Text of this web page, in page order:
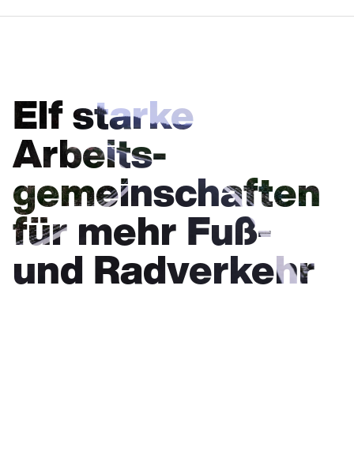
Elf starke
Arbeits-
gemeinschaften
für mehr Fuß-
und Radverkehr